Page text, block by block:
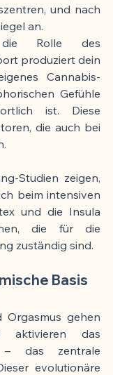
und nach
an.
die Rolle des
produziert dein
Cannabis-
Gefühle
ist. Diese
die auch bei
Studien zeigen,
beim intensiven
und die Insula
die für die
zuständig sind.
Basis
Orgasmus gehen
aktivieren das
– das zentrale
evolutionäre